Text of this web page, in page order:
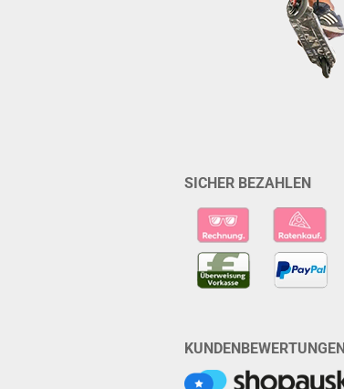
SICHER BEZAHLEN
KUNDENBEWERTUNGEN